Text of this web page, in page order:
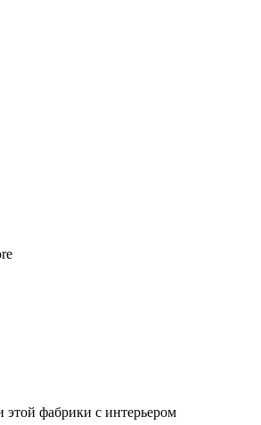
этой фабрики с интерьером